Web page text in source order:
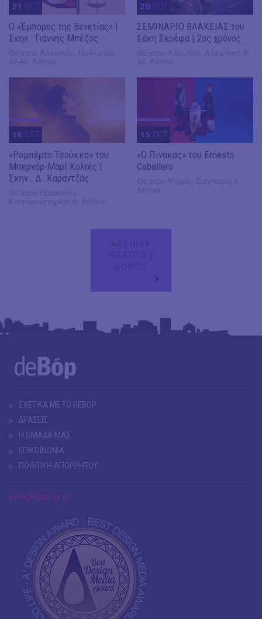
21 OCT
Ο «Έμπορος της Βενετίας» |
Σκην.: Γιάννης Μπέζος
20 OCT
ΣΕΜΙΝΑΡΙΟ ΒΛΑΚΕΙΑΣ του
Σάκη Σερέφα | 2ος χρόνος
16 OCT
«Ρομπέρτο Τσούκκο» του
Μπερνάρ-Μαρί Κολτές |
Σκην.: Δ. Καραντζάς
15 OCT
«Ο Πίνακας» του Ernesto
Caballero
ARCHIVE
ΘΕΑΤΡΟ /
ΧΟΡΟΣ
ΣΧΕΤΙΚΑ ΜΕ ΤΟ DEBOP
ΔΡΑΣΕΙΣ
Η ΟΜΑΔΑ ΜΑΣ
ΕΠΙΚΟΙΝΩΝΙΑ
ΠΟΛΙΤΙΚΗ ΑΠΟΡΡΗΤΟΥ
info@debop.gr